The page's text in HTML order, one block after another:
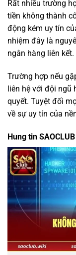
Rất nhiều trường
tiền không thành
động kém uy tín
nhiệm đây là
ngân hàng liên kết.
Trường hợp nếu
liên hệ với đội ngũ
quyết. Tuyệt đối
về sự uy tín của
Hung tin